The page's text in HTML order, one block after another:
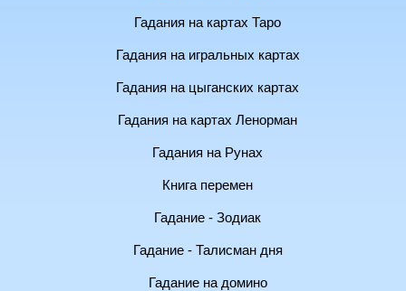
Гадания на картах Таро
Гадания на игральных картах
Гадания на цыганских картах
Гадания на картах Ленорман
Гадания на Рунах
Книга перемен
Гадание - Зодиак
Гадание - Талисман дня
Гадание на домино